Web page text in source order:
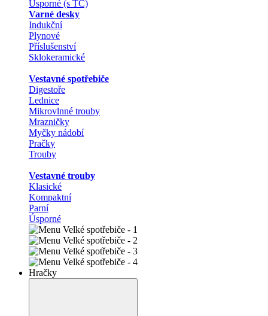
Úsporné (s TČ)
Varné desky
Indukční
Plynové
Příslušenství
Sklokeramické
Vestavné spotřebiče
Digestoře
Lednice
Mikrovlnné trouby
Mrazničky
Myčky nádobí
Pračky
Trouby
Vestavné trouby
Klasické
Kompaktní
Parní
Úsporné
Hračky